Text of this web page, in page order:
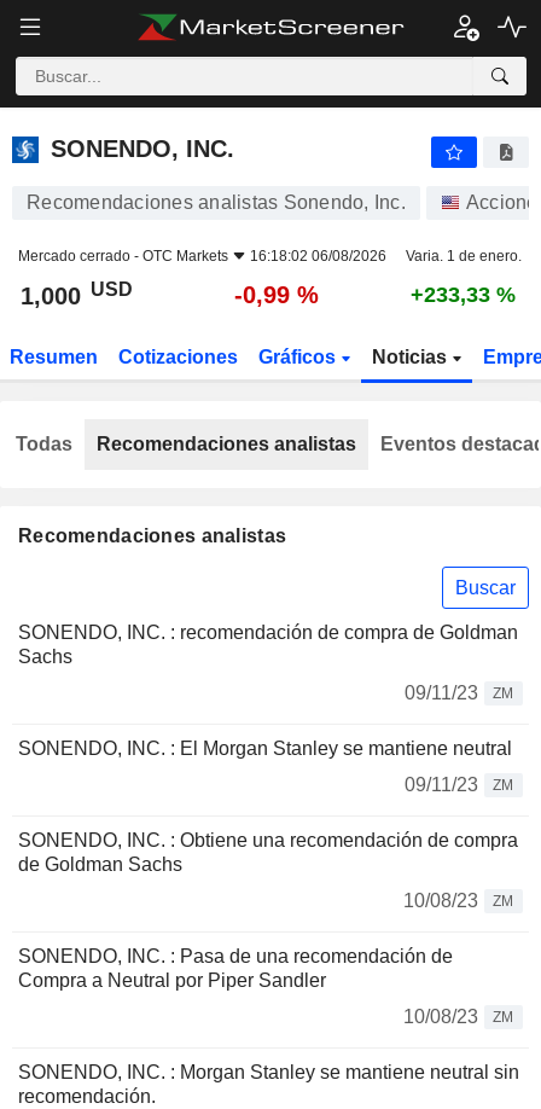
SONENDO, INC.
SONENDO, INC.
Recomendaciones analistas Sonendo, Inc.
Mercado cerrado - OTC Markets 16:18:02 06/08/2026 Varia. 1 de enero.
1,000 USD -0,99 % +233,33 %
Resumen Cotizaciones Gráficos Noticias
Recomendaciones analistas
Buscar
SONENDO, INC. : recomendación de compra de Goldman
Sachs
09/11/23
ZM
SONENDO, INC. : El Morgan Stanley se mantiene neutral
09/11/23
ZM
SONENDO, INC. : Obtiene una recomendación de compra
de Goldman Sachs
10/08/23
ZM
SONENDO, INC. : Pasa de una recomendación de
Compra a Neutral por Piper Sandler
10/08/23
ZM
SONENDO, INC. : Morgan Stanley se mantiene neutral sin
recomendación.
Todas Recomendaciones analistas Eventos